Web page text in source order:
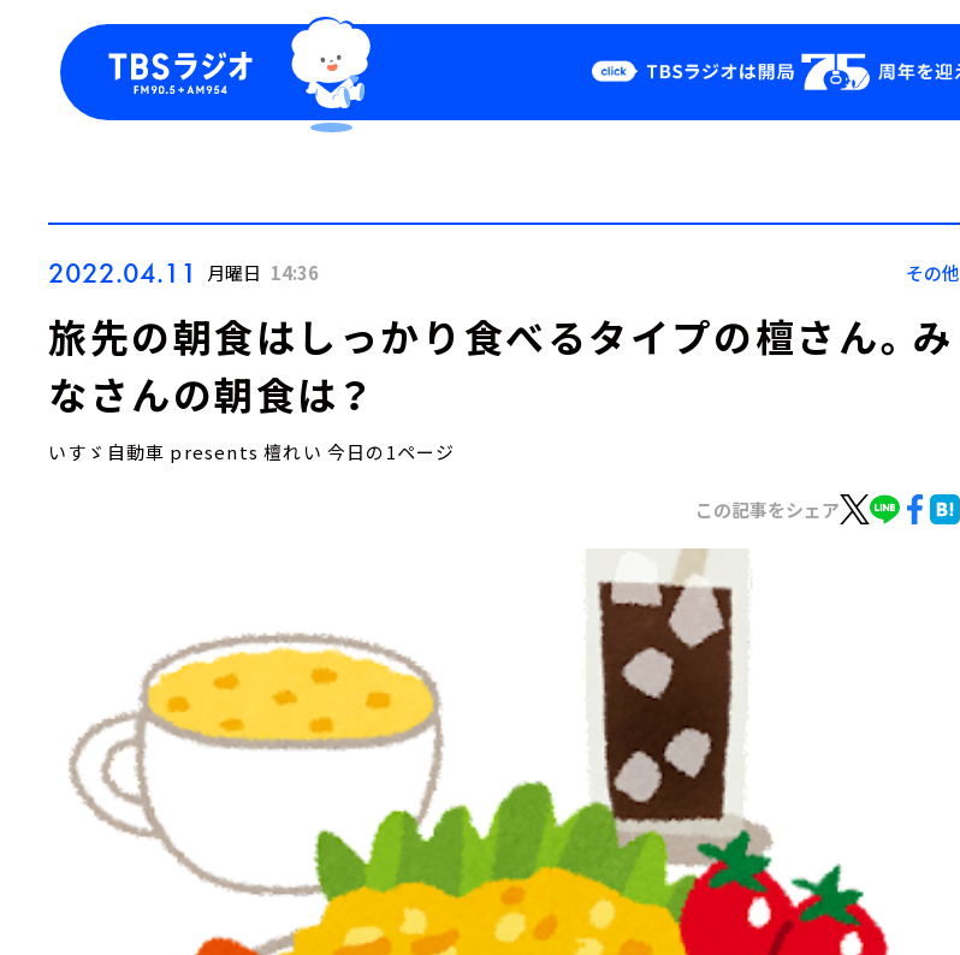
Podcast
YouTube
2022.04.11 月曜日 14:36 その他
旅先の朝食はしっかり食べるタイプの檀さん。み
なさんの朝食は？
いすゞ自動車 presents 檀れい 今日の1ページ
この記事をシェア